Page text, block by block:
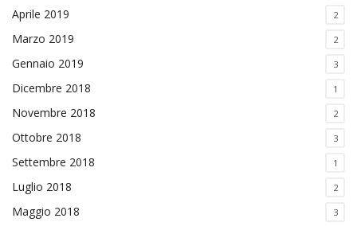
Aprile 2019 2
Marzo 2019 2
Gennaio 2019 3
Dicembre 2018 1
Novembre 2018 2
Ottobre 2018 3
Settembre 2018 1
Luglio 2018 2
Maggio 2018 3